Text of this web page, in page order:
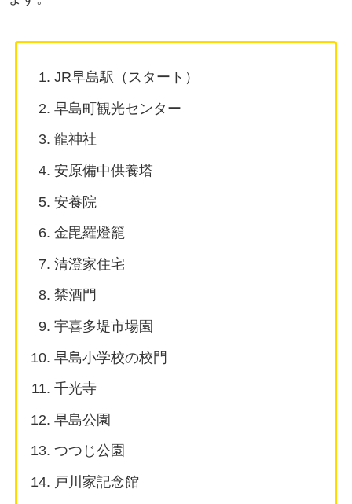
JR早島駅（スタート）
早島町観光センター
龍神社
安原備中供養塔
安養院
金毘羅燈籠
清澄家住宅
禁酒門
宇喜多堤市場園
早島小学校の校門
千光寺
早島公園
つつじ公園
戸川家記念館